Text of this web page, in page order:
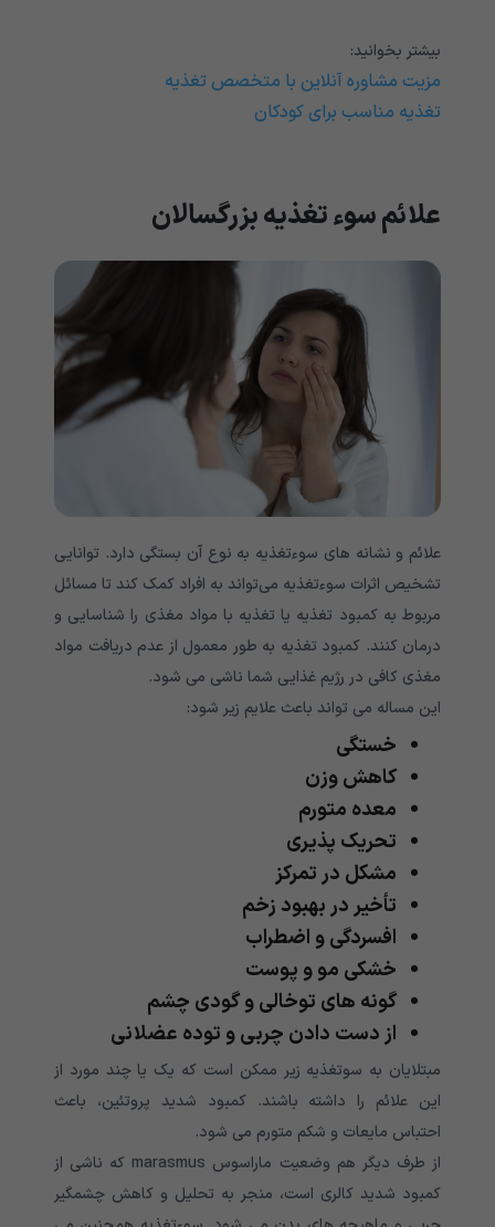
بیشتر بخوانید:
مزیت مشاوره آنلاین با متخصص تغذیه
تغذیه مناسب برای کودکان
علائم سوء تغذیه بزرگسالان
علائم و نشانه های سوءتغذیه به نوع آن بستگی دارد. توانایی
تشخیص اثرات سوءتغذیه می‌تواند به افراد کمک کند تا مسائل
مربوط به کمبود تغذیه یا تغذیه با مواد مغذی را شناسایی و
درمان کنند. کمبود تغذیه به طور معمول از عدم دریافت مواد
مغذی کافی در رژیم غذایی شما ناشی می شود.
این مساله می تواند باعث علایم زیر شود:
خستگی
کاهش وزن
معده متورم
تحریک پذیری
مشکل در تمرکز
تأخیر در بهبود زخم
افسردگی و اضطراب
خشکی مو و پوست
گونه های توخالی و گودی چشم
از دست دادن چربی و توده عضلانی
مبتلایان به سوتغذیه زیر ممکن است که یک یا چند مورد از
این علائم را داشته باشند. کمبود شدید پروتئین، باعث
احتباس مایعات و شکم متورم می شود.
از طرف دیگر هم وضعیت ماراسوس marasmus که ناشی از
کمبود شدید کالری است، منجر به تحلیل و کاهش چشمگیر